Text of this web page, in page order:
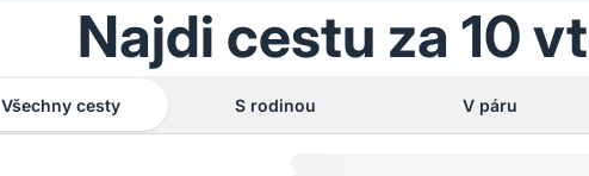
Najdi cestu za 10
Všechny cesty S rodinou V páru